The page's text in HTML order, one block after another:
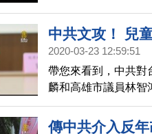
無孔不入的統戰企圖
民主制度，應該要有
中共文攻！ 兒
2020-03-23 12:59:51
帶您來看到，中共對
麟和高雄市議員林
對幼兒有聲玩具中，
制。趙天麟表示，未
傳中共介入反